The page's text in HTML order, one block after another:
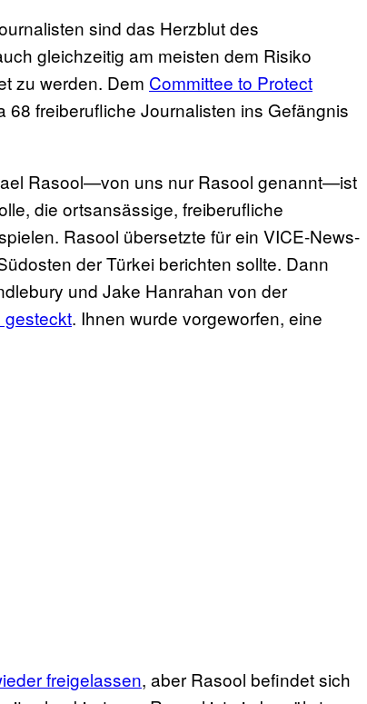
sind das Herzblut des
gleichzeitig am meisten dem Risiko
zu werden. Dem Committee to Protect
68 freiberufliche Journalisten ins Gefängnis
Rasool—von uns nur Rasool genannt—ist
die ortsansässige, freiberufliche
Rasool übersetzte für ein VICE-News-
der Türkei berichten sollte. Dann
und Jake Hanrahan von der
gesteckt. Ihnen wurde vorgeworfen, eine
freigelassen, aber Rasool befindet sich